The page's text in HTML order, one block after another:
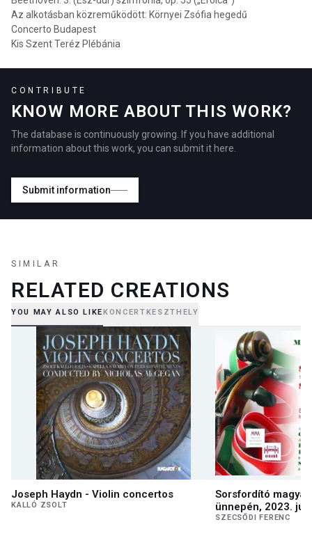
Az alkotásban közreműködött: Környei Zsófia hegedű
Concerto Budapest
Kis Szent Teréz Plébánia
CONTRIBUTE
KNOW MORE ABOUT THIS WORK?
The database is continuously growing. If you have additional
information about this work, you can submit it here.
Submit information
SIMILAR
RELATED CREATIONS
YOU MAY ALSO LIKEKONCERTKESZTHELY
Joseph Haydn - Violin concertos
KALLÓ ZSOLT
Sorsfordító
ünnepén, 2023.
SZECSŐDI FERENC